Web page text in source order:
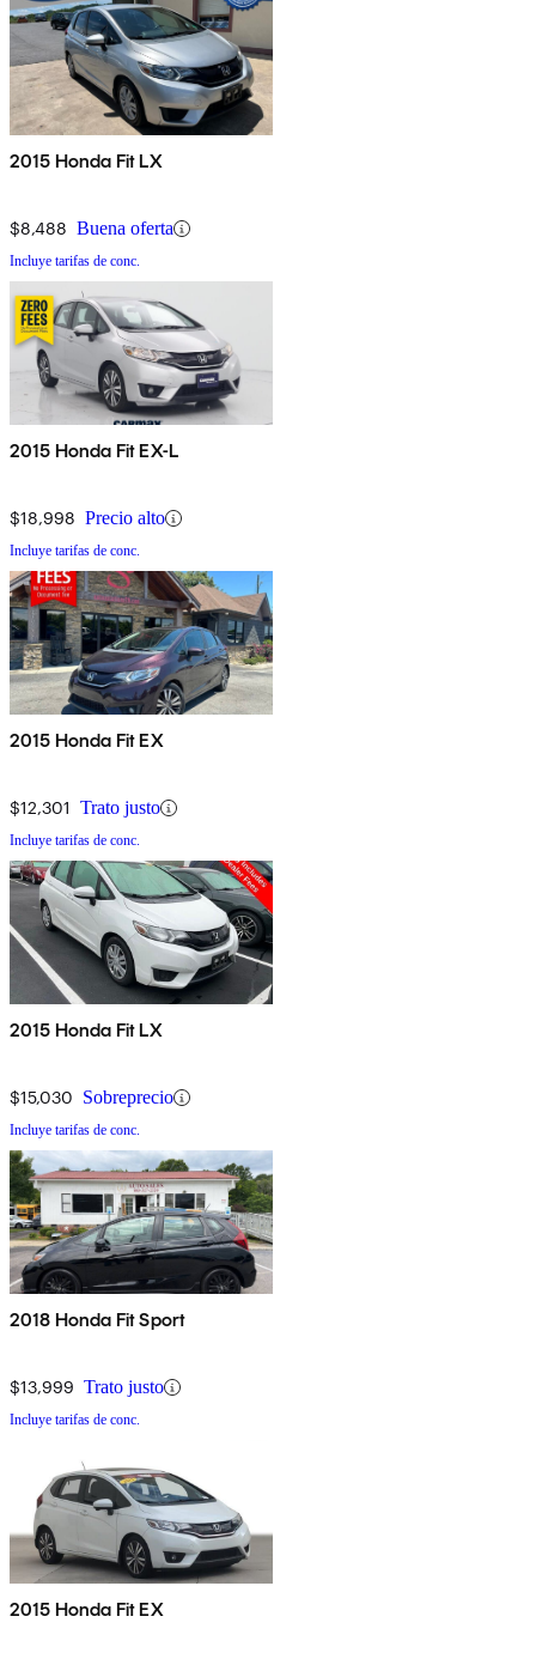
2015 Honda Fit LX
$8,488 Buena oferta
Incluye tarifas de conc.
2015 Honda Fit EX-L
$18,998 Precio alto
Incluye tarifas de conc.
2015 Honda Fit EX
$12,301 Trato justo
Incluye tarifas de conc.
2015 Honda Fit LX
$15,030 Sobreprecio
Incluye tarifas de conc.
2018 Honda Fit Sport
$13,999 Trato justo
Incluye tarifas de conc.
2015 Honda Fit EX